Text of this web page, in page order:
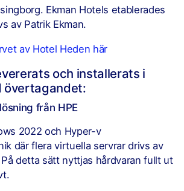
Ekman Hotels etablerades
av Patrik Ekman.
av Hotel Heden här
och installerats i
övertagandet:
från HPE
2022 och Hyper-v
där flera virtuella servrar drivs av
På detta sätt nyttjas hårdvaran fullt ut